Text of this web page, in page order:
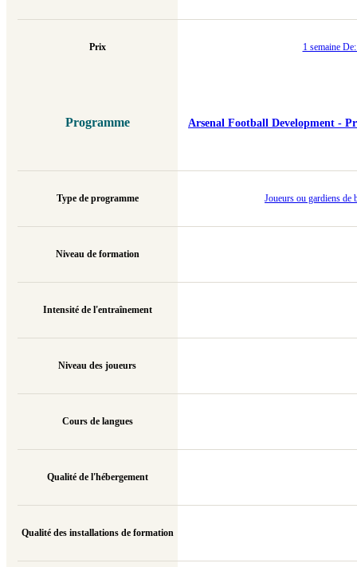
Prix 1 semaine
Programme
Type de programme
Niveau de formation
Intensité de l'entraînement
Niveau des joueurs
Cours de langues
Qualité de l'hébergement
Qualité des installations de formation
Arsenal Football Development -
Joueurs ou gardiens